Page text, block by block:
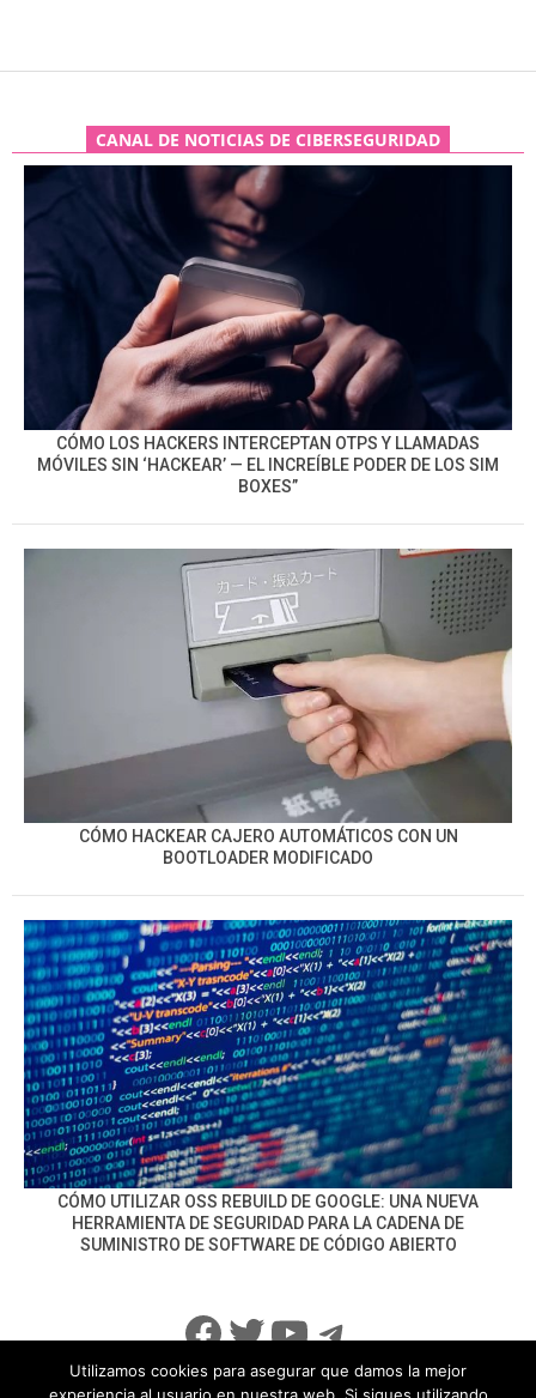
CANAL DE NOTICIAS DE CIBERSEGURIDAD
CÓMO LOS HACKERS INTERCEPTAN OTPS Y LLAMADAS
MÓVILES SIN ‘HACKEAR’ — EL INCREÍBLE PODER DE LOS SIM
BOXES”
CÓMO HACKEAR CAJERO AUTOMÁTICOS CON UN
BOOTLOADER MODIFICADO
CÓMO UTILIZAR OSS REBUILD DE GOOGLE: UNA NUEVA
HERRAMIENTA DE SEGURIDAD PARA LA CADENA DE
SUMINISTRO DE SOFTWARE DE CÓDIGO ABIERTO
Facebook
Twitter
YouTube
Telegram
Utilizamos cookies para asegurar que damos la mejor